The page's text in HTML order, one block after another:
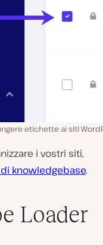
etichette ai siti
i vostri siti,
knowledgebase.
Loader